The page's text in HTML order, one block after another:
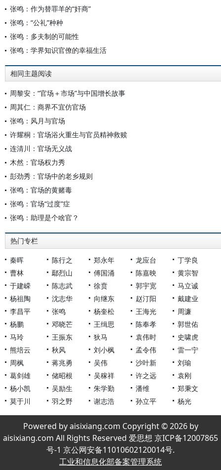
张鸣：作为替罪羊的“奸商”
张鸣：“公礼”种种
张鸣：多夫制的可能性
张鸣：学界知识官僚的幸福生活
相同主题阅读
周黎安：“官场＋市场”与中国增长故事
周其仁：商界不宜仿官场
张鸣：风月与官场
许耀桐：官场浴火重生与官员精神救赎
连清川：官场无义战
木然：官场权力秀
彭劲秀：官场中的老乡规则
张鸣：官场的黄赌毒
张鸣：官场“过度”症
张鸣：助理是个啥官？
热门专栏
秦晖 陈行之 郑永年 龙应台
丁学良
曹林
鄢烈山 傅国涌 陈嘉映
黄宗智
于建嵘
陈志武 徐贲 郭宇宽
马立诚
杨祖陶
沈志华 向继东 赵汀阳
戴建业
李昌平
张鸣 杨奎松 王海光
周濂
杨鹏
邓晓芒 王缉思 陈奉孝
郭世佑
马玲
王振东 狄马 袁伟时
史啸虎
熊培云
秋风 刘小枫 孟令伟
雷一宁
周枫
蒋兆勇 吴伟 沙叶新
刘瑜
葛剑雄
储昭根 吴稼祥 许之远
袁刚
杨小凯
吴励生 朱学勤 潘维
郑秉文
莫于川
羽之野 谢志浩 孙立平 杨光
Powered by aisixiang.com Copyright © 2026 by
aisixiang.com All Rights Reserved 爱思想 京ICP备12007865
号-1 京公网安备11010602120014号.
工业和信息化部备案管理系统